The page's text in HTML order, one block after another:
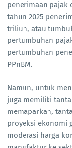
penerimaan pajak
tahun 2025
triliun, atau
pertumbuhan
pertumbuhan
PPnBM.
Namun, untuk
juga memiliki
memaparkan,
proyeksi ekonomi
moderasi harga